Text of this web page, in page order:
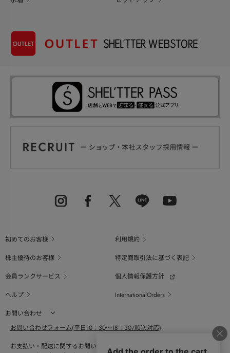
初めてのお客様
利用規約
株主優待のお客様
特定商取引法に基づく表記
会員ランクサービス
個人情報保護方針
ヘルプ
InternationalOrders
お問い合わせ
お問い合わせフォーム(平日10：30～18：30/順次対応)
お支払い・配送に関するお問い合わせ（平日10：30～18：00）